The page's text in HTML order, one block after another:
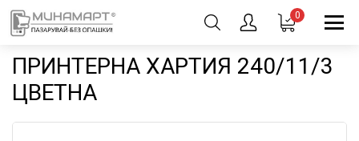
0
ПРИНТЕРНА ХАРТИЯ 240/11/3
ЦВЕТНА